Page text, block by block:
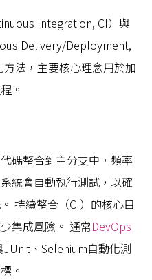
Integration, CI）與
Delivery/Deployment,
法，主要核心理念用於加
。
碼整合到主分支中，頻率
統會自動執行測試，以確
持續整合（CI）的核心目
集成風險。 通常DevOps
、Selenium自動化測
。